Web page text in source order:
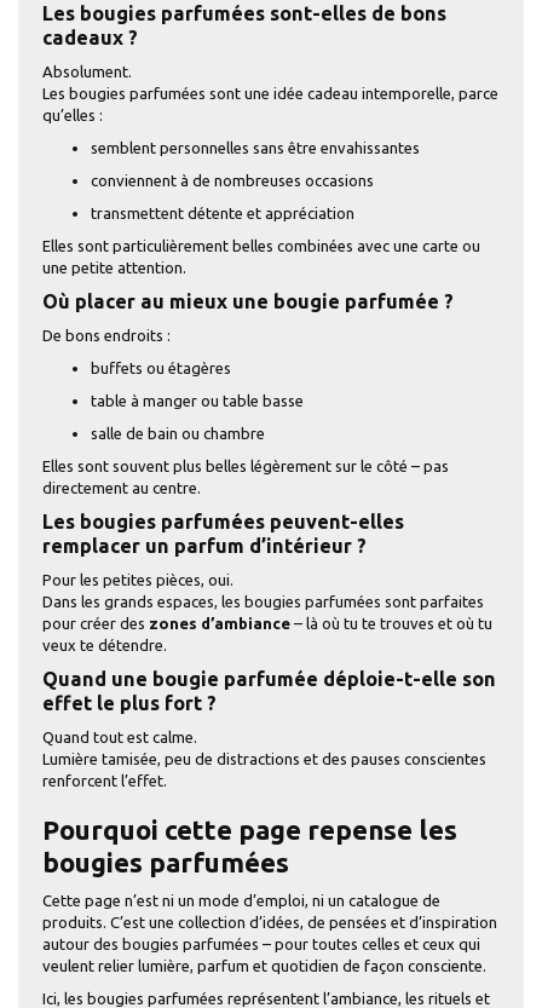
Les bougies parfumées sont-elles de bons
cadeaux ?
Absolument.
Les bougies parfumées sont une idée cadeau intemporelle, parce
qu’elles :
semblent personnelles sans être envahissantes
conviennent à de nombreuses occasions
transmettent détente et appréciation
Elles sont particulièrement belles combinées avec une carte ou
une petite attention.
Où placer au mieux une bougie parfumée ?
De bons endroits :
buffets ou étagères
table à manger ou table basse
salle de bain ou chambre
Elles sont souvent plus belles légèrement sur le côté – pas
directement au centre.
Les bougies parfumées peuvent-elles
remplacer un parfum d’intérieur ?
Pour les petites pièces, oui.
Dans les grands espaces, les bougies parfumées sont parfaites
pour créer des zones d’ambiance – là où tu te trouves et où tu
veux te détendre.
Quand une bougie parfumée déploie-t-elle son
effet le plus fort ?
Quand tout est calme.
Lumière tamisée, peu de distractions et des pauses conscientes
renforcent l’effet.
Pourquoi cette page repense les
bougies parfumées
Cette page n’est ni un mode d’emploi, ni un catalogue de
produits. C’est une collection d’idées, de pensées et d’inspiration
autour des bougies parfumées – pour toutes celles et ceux qui
veulent relier lumière, parfum et quotidien de façon consciente.
Ici, les bougies parfumées représentent l’ambiance, les rituels et